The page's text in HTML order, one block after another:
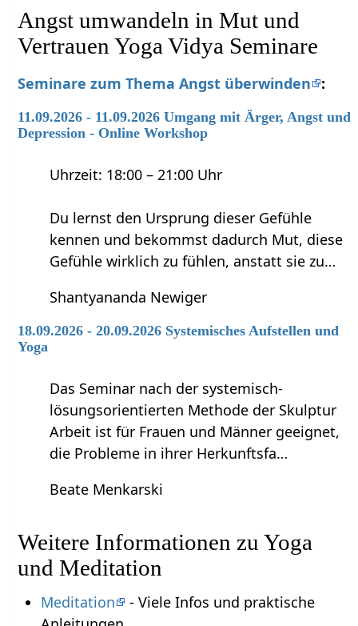
Angst umwandeln in Mut und
Vertrauen Yoga Vidya Seminare
Seminare zum Thema Angst überwinden :
11.09.2026 - 11.09.2026 Umgang mit Ärger, Angst und
Depression - Online Workshop
Uhrzeit: 18:00 – 21:00 Uhr
Du lernst den Ursprung dieser Gefühle
kennen und bekommst dadurch Mut, diese
Gefühle wirklich zu fühlen, anstatt sie zu…
Shantyananda Newiger
18.09.2026 - 20.09.2026 Systemisches Aufstellen und
Yoga
Das Seminar nach der systemisch-
lösungsorientierten Methode der Skulptur
Arbeit ist für Frauen und Männer geeignet,
die Probleme in ihrer Herkunftsfa…
Beate Menkarski
Weitere Informationen zu Yoga
und Meditation
Meditation
- Viele Infos und praktische